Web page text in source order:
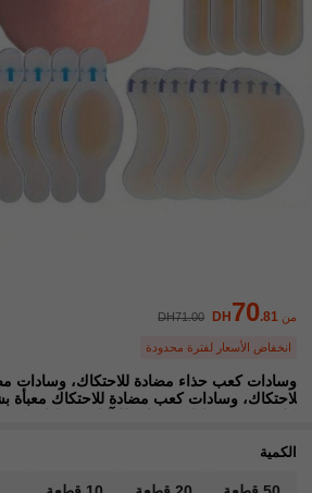
من DH 70.81
DH71.00
انخفاض الأسعار لفترة محدودة
وسادات كعب حذاء مضادة للاحتكاك، وسادات
لاحتكاك، وسادات كعب مضادة للاحتكاك معبأة
الكمية